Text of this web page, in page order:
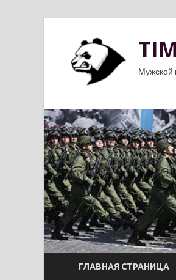
Мужской
ГЛАВНАЯ СТРАНИЦА